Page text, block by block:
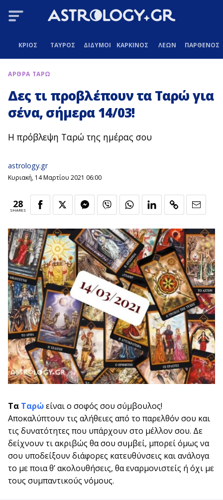
ΚΡΙΟΣ ΤΑΥΡΟΣ ΔΙΔΥΜΟΙ ΚΑΡΚΙΝΟΣ ΛΕΩΝ ΠΑΡΘΕΝΟΣ
ΑΡΘΡΑ ΤΑΡΩ
Δες τι προβλέπουν τα Ταρώ για
σένα, σήμερα 14/03!
Η πρόβλεψη Ταρώ της ημέρας σου
astrology.gr
Κυριακή, 14 Μαρτίου 2021 06:00
28
SHARES
Τα Ταρώείναι ο σοφός σου σύμβουλος!
Αποκαλύπτουν τις αλήθειες από το παρελθόν σου και
τις δυνατότητες που υπάρχουν στο μέλλον σου. Δε
δείχνουν τι ακριβώς θα σου συμβεί, μπορεί όμως να
σου υποδείξουν διάφορες κατευθύνσεις και ανάλογα
το με ποια θ’ ακολουθήσεις, θα εναρμονιστείς ή όχι με
τους συμπαντικούς νόμους.